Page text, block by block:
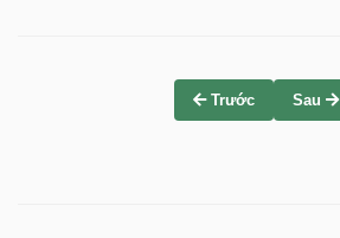
Trước Sau